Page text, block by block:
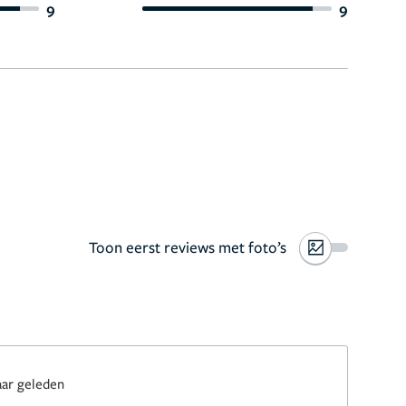
9
9
Toon eerst reviews met foto’s
geleden